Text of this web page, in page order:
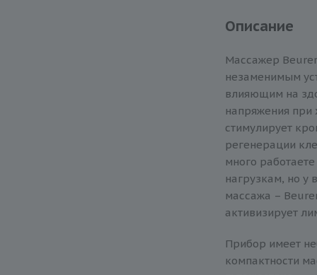
Описание
Массажер
незаменимым
влияющим на
напряжения при
стимулирует
регенерации
много
нагрузкам, но у
массажа –
активизирует
Прибор имеет
компактности